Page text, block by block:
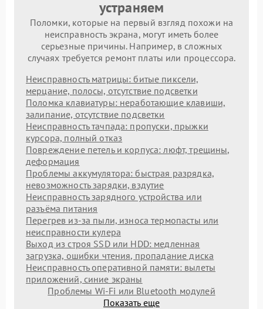
устраняем
Поломки, которые на первый взгляд похожи на
неисправность экрана, могут иметь более
серьезные причины. Например, в сложных
случаях требуется ремонт платы или процессора.
Неисправность матрицы: битые пиксели,
мерцание, полосы, отсутствие подсветки
Поломка клавиатуры: неработающие клавиши,
залипание, отсутствие подсветки
Неисправность тачпада: пропуски, прыжки
курсора, полный отказ
Повреждение петель и корпуса: люфт, трещины,
деформация
Проблемы аккумулятора: быстрая разрядка,
невозможность зарядки, вздутие
Неисправность зарядного устройства или
разъёма питания
Перегрев из‑за пыли, износа термопасты или
неисправности кулера
Выход из строя SSD или HDD: медленная
загрузка, ошибки чтения, пропадание диска
Неисправность оперативной памяти: вылеты
приложений, синие экраны
Проблемы Wi‑Fi или Bluetooth модулей
Показать еще